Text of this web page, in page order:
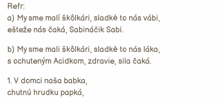
Refr:
a) My sme malí škôlkári, sladké to nás vábi,
ešteže nás čaká, Sabináčik Sabi.
b) My sme mali škôlkári, sladké to nás láka,
s ochuteným Acidkom, zdravie, sila čaká.
1. V domci naša babka,
chutnú hrudku papká,